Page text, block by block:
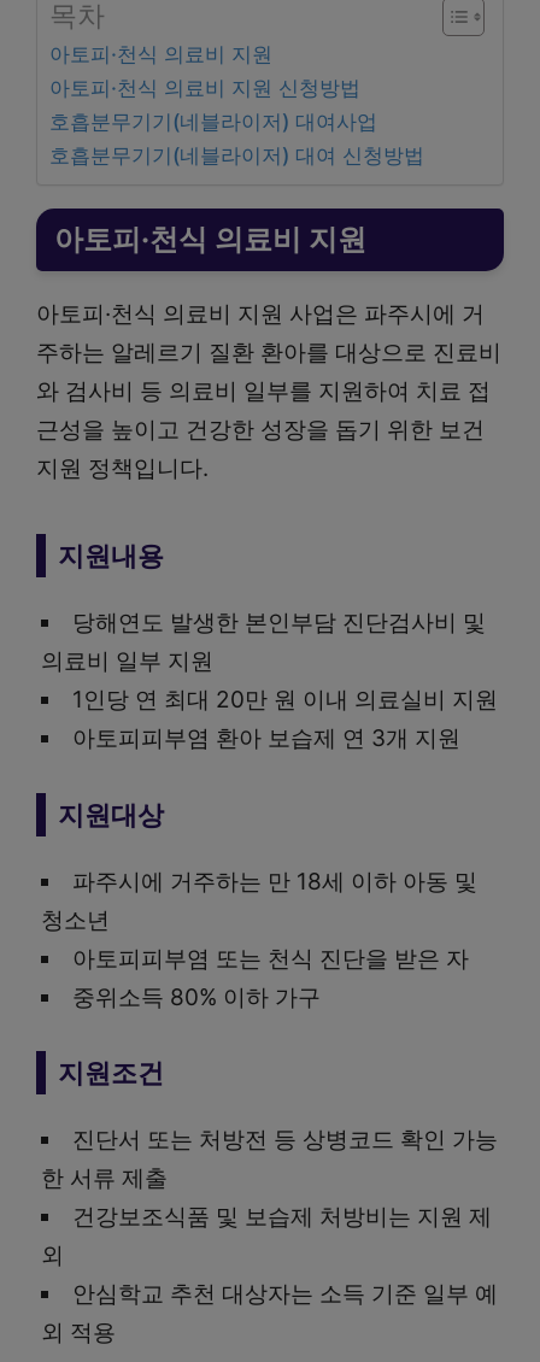
목차
아토피·천식 의료비 지원
아토피·천식 의료비 지원 신청방법
호흡분무기기(네블라이저) 대여사업
호흡분무기기(네블라이저) 대여 신청방법
아토피·천식 의료비 지원
아토피·천식 의료비 지원 사업은 파주시에 거
주하는 알레르기 질환 환아를 대상으로 진료비
와 검사비 등 의료비 일부를 지원하여 치료 접
근성을 높이고 건강한 성장을 돕기 위한 보건
지원 정책입니다.
지원내용
당해연도 발생한 본인부담 진단검사비 및
의료비 일부 지원
1인당 연 최대 20만 원 이내 의료실비 지원
아토피피부염 환아 보습제 연 3개 지원
지원대상
파주시에 거주하는 만 18세 이하 아동 및
청소년
아토피피부염 또는 천식 진단을 받은 자
중위소득 80% 이하 가구
지원조건
진단서 또는 처방전 등 상병코드 확인 가능
한 서류 제출
건강보조식품 및 보습제 처방비는 지원 제
외
안심학교 추천 대상자는 소득 기준 일부 예
외 적용